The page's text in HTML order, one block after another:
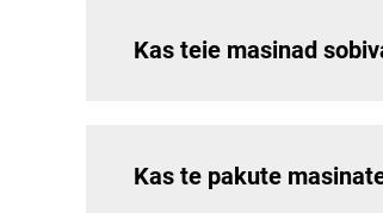
Kas teie masinad
Kas te pakute